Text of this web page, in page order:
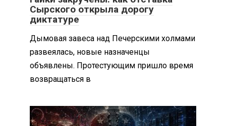
Сырского открыла дорогу
диктатуре
Дымовая завеса над Печерскими холмами
развеялась, новые назначенцы
объявлены. Протестующим пришло время
возвращаться в